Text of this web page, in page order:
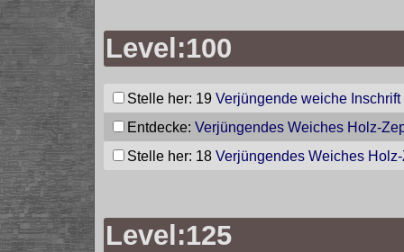
Level:100
Stelle her: 19 Verjüngende weiche Inschrift
Entdecke: Verjüngendes Weiches Holz-
Stelle her: 18 Verjüngendes Weiches
Level:125